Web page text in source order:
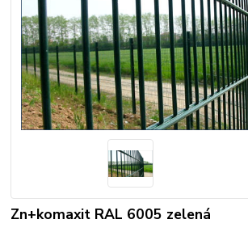
Zn+komaxit RAL 6005 zelená